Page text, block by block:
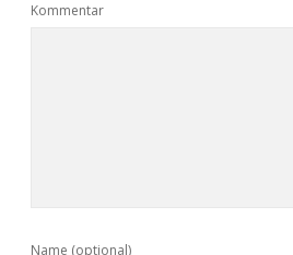
Kommentar
Name (optional)